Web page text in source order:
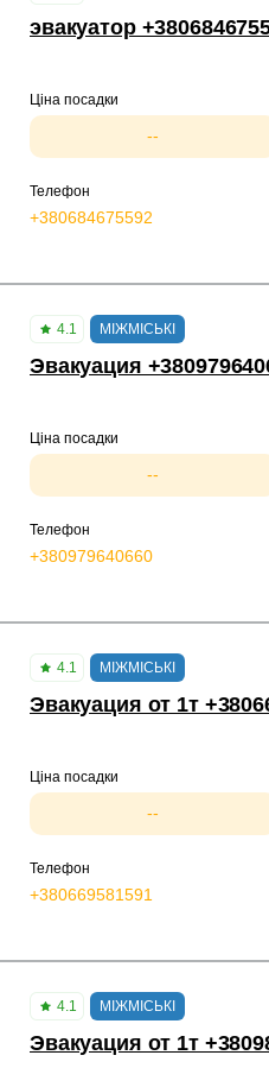
эвакуатор
Ціна посадки
--
Телефон
+380684675592
4.1 МІЖМІСЬКІ
Эвакуация
Ціна посадки
--
Телефон
+380979640660
4.1 МІЖМІСЬКІ
Эвакуация от 1т
Ціна посадки
--
Телефон
+380669581591
4.1 МІЖМІСЬКІ
Эвакуация от 1т